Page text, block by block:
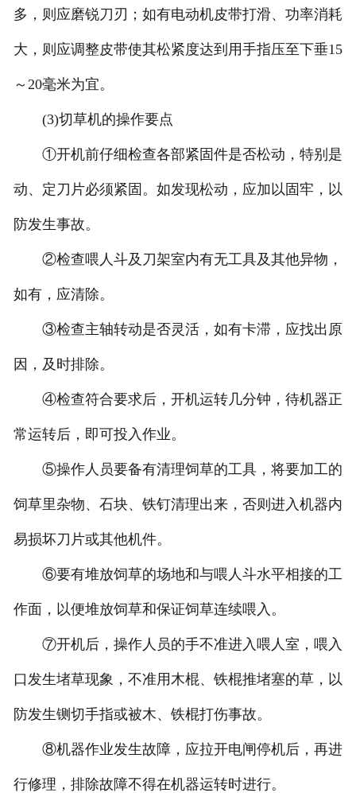
多，则应磨锐刀刃；如有电动机皮带打滑、功率消耗
大，则应调整皮带使其松紧度达到用手指压至下垂15
～20毫米为宜。
(3)切草机的操作要点
①开机前仔细检查各部紧固件是否松动，特别是
动、定刀片必须紧固。如发现松动，应加以固牢，以
防发生事故。
②检查喂人斗及刀架室内有无工具及其他异物，
如有，应清除。
③检查主轴转动是否灵活，如有卡滞，应找出原
因，及时排除。
④检查符合要求后，开机运转几分钟，待机器正
常运转后，即可投入作业。
⑤操作人员要备有清理饲草的工具，将要加工的
饲草里杂物、石块、铁钉清理出来，否则进入机器内
易损坏刀片或其他机件。
⑥要有堆放饲草的场地和与喂人斗水平相接的工
作面，以便堆放饲草和保证饲草连续喂入。
⑦开机后，操作人员的手不准进入喂人室，喂入
口发生堵草现象，不准用木棍、铁棍推堵塞的草，以
防发生铡切手指或被木、铁棍打伤事故。
⑧机器作业发生故障，应拉开电闸停机后，再进
行修理，排除故障不得在机器运转时进行。